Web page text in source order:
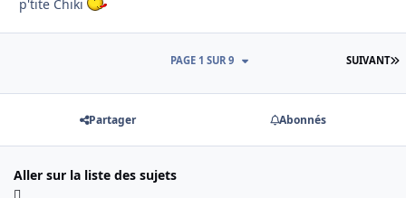
p'tite Chiki
SUIVANT
PAGE 1 SUR 9
Partager Abonnés
Aller sur la liste des sujets